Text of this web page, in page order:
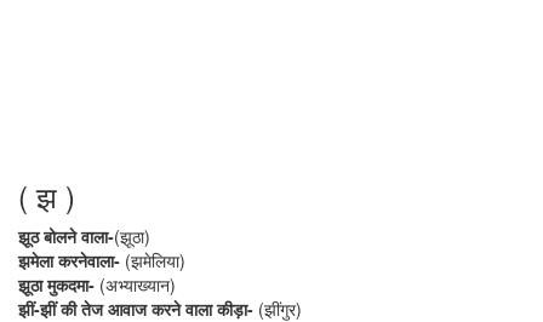
( झ )
झूठ बोलने वाला-(झूठा)
झमेला करनेवाला- (झमेलिया)
झूठा मुकदमा- (अभ्याख्यान)
झीं-झीं की तेज आवाज करने वाला कीड़ा- (झींगुर)